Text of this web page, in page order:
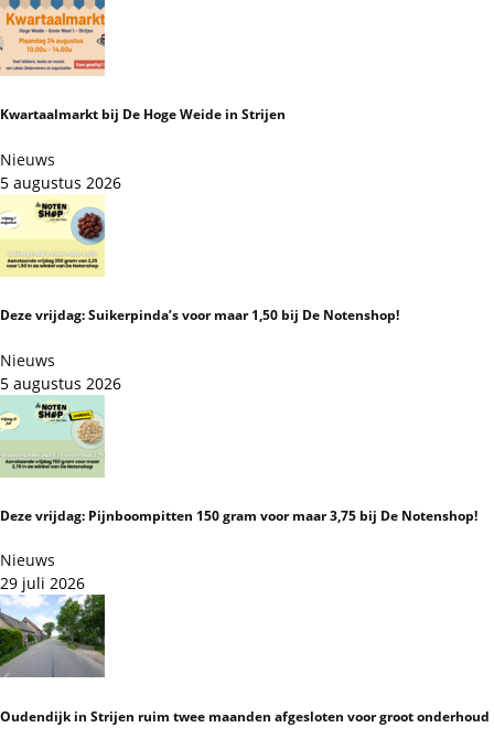
Kwartaalmarkt bij De Hoge Weide in Strijen
Nieuws
5 augustus 2026
Deze vrijdag: Suikerpinda’s voor maar 1,50 bij De Notenshop!
Nieuws
5 augustus 2026
Deze vrijdag: Pijnboompitten 150 gram voor maar 3,75 bij De Notenshop!
Nieuws
29 juli 2026
Oudendijk in Strijen ruim twee maanden afgesloten voor groot onderhoud